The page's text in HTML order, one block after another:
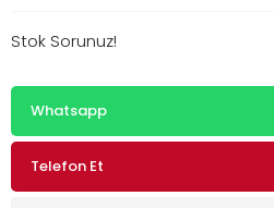
Stok Sorunuz!
Whatsapp
Telefon Et